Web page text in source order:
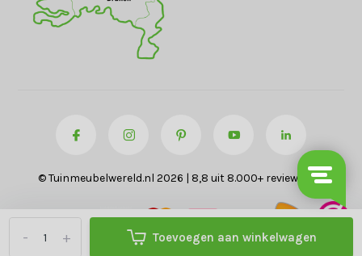
+
- Toevoegen aan winkelwagen
© Tuinmeubelwereld.nl 2026 | 8,8 uit 8.000+ reviews